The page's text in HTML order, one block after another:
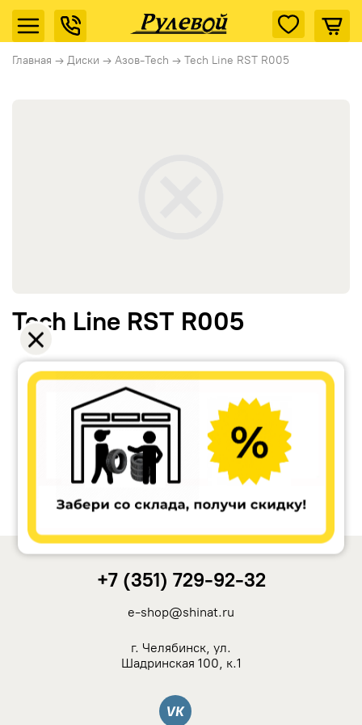
Главная → Диски → Азов-Tech → Tech Line RST R005
Remain
Carwel
Tech Line RST R005
+7 (351) 729-92-32
e-shop@shinat.ru
г. Челябинск, ул.
Шадринская 100, к.1
Вконтакте